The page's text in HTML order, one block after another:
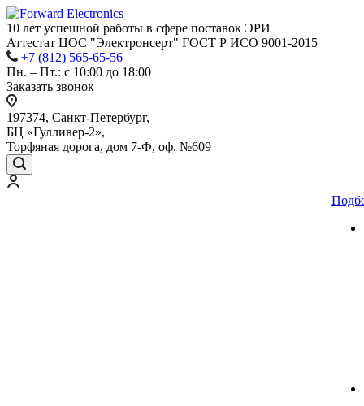
10 лет успешной работы в сфере поставок ЭРИ
Аттестат ЦОС "Электронсерт" ГОСТ Р ИСО 9001-2015
+7 (812) 565-65-56
Пн. – Пт.: с 10:00 до 18:00
Заказать звонок
197374, Санкт-Петербург,
БЦ «Гулливер-2»,
Торфяная дорога, дом 7-Ф, оф. №609